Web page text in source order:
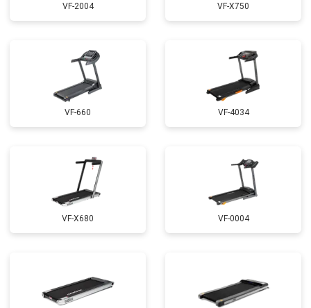
VF-2004 VF-X750
VF-660 VF-4034
VF-X680 VF-0004